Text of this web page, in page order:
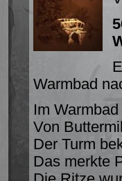
Warmbad
Im Warmbad
Von
Der Turm
Das merkte